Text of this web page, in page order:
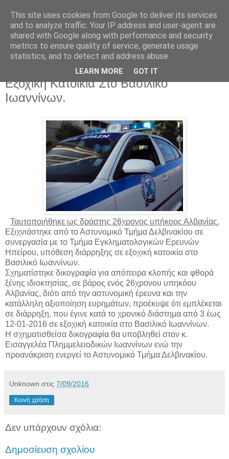
EPIRUS VOICE
Σάββατο 9 Ιουλίου 2016
Εξιχνιάστηκε Υπόθεση Διάρρηξης Σε
Εξοχική Κατοικία Στο Βασιλικό
Ιωαννίνων.
Ταυτοποιήθηκε ως δράστης 26χρονος υπήκοος Αλβανίας.
Εξιχνιάστηκε από το Αστυνομικό Τμήμα Δελβινακίου σε
συνεργασία με το Τμήμα Εγκληματολογικών Ερευνών
Ηπείρου, υπόθεση διάρρηξης σε εξοχική κατοικία στο
Βασιλικό Ιωαννίνων.
Σχηματίστηκε δικογραφία για απόπειρα κλοπής και φθορά
ξένης ιδιοκτησίας, σε βάρος ενός 26χρονου υπηκόου
Αλβανίας, διότι από την αστυνομική έρευνα και την
κατάλληλη αξιοποίηση ευρημάτων, προέκυψε ότι εμπλέκεται
σε διάρρηξη, που έγινε κατά το χρονικό διάστημα από 3 έως
12-01-2016 σε εξοχική κατοικία στο Βασιλικό Ιωαννίνων.
Η σχηματισθείσα δικογραφία θα υποβληθεί στον κ.
Εισαγγελέα Πλημμελειοδικών Ιωαννίνων ενώ την
προανάκριση ενεργεί το Αστυνομικό Τμήμα Δελβινακίου.
Unknown στις 7/09/2016
Κοινή χρήση
Δεν υπάρχουν σχόλια:
Δημοσίευση σχολίου
This site uses cookies from Google to deliver its services
and to analyze traffic. Your IP address and user-agent are
shared with Google along with performance and security
metrics to ensure quality of service, generate usage
statistics, and to detect and address abuse.
LEARN MORE GOT IT